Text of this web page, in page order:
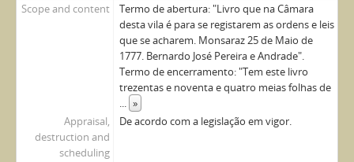
Scope and content
Termo de abertura: "Livro que na Câmara
desta vila é para se registarem as ordens e leis
que se acharem. Monsaraz 25 de Maio de
1777. Bernardo José Pereira e Andrade".
Termo de encerramento: "Tem este livro
trezentas e noventa e quatro meias folhas de
... »
Appraisal,
destruction and
scheduling
De acordo com a legislação em vigor.